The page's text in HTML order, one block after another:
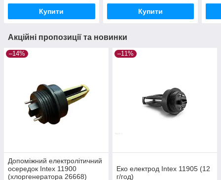
Купити Купити
Акційні пропозиції та новинки
–14%
Допоміжний електролітичний
осередок Intex 11900
(хлоргенератора 26668)
–11%
Еко електрод Intex 11905 (12
г/год)